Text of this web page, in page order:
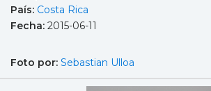
País: Costa Rica
Fecha: 2015-06-11
Foto por: Sebastian Ulloa